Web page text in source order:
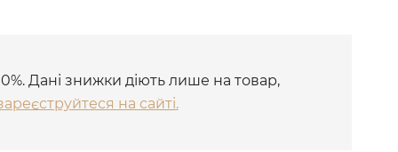
Дані знижки діють лише на товар,
на сайті.